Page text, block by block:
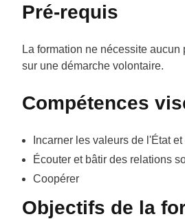
Pré-requis
La formation ne nécessite aucun
sur une démarche volontaire.
Compétences
Incarner les valeurs de l'État
Écouter et bâtir des relations
Coopérer
Objectifs de la